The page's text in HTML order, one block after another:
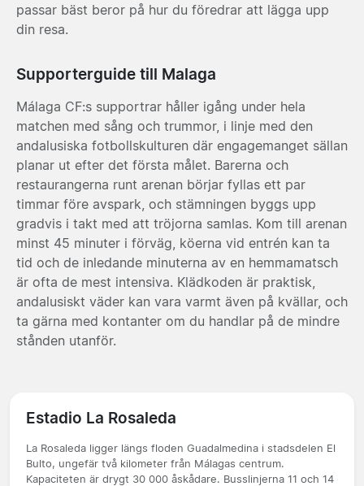
passar bäst beror på hur du föredrar att lägga upp
din resa.
Supporterguide till Malaga
Málaga CF:s supportrar håller igång under hela
matchen med sång och trummor, i linje med den
andalusiska fotbollskulturen där engagemanget sällan
planar ut efter det första målet. Barerna och
restaurangerna runt arenan börjar fyllas ett par
timmar före avspark, och stämningen byggs upp
gradvis i takt med att tröjorna samlas. Kom till arenan
minst 45 minuter i förväg, köerna vid entrén kan ta
tid och de inledande minuterna av en hemmamatsch
är ofta de mest intensiva. Klädkoden är praktisk,
andalusiskt väder kan vara varmt även på kvällar, och
ta gärna med kontanter om du handlar på de mindre
stånden utanför.
Estadio La Rosaleda
La Rosaleda ligger längs floden Guadalmedina i stadsdelen El
Bulto, ungefär två kilometer från Málagas centrum.
Kapaciteten är drygt 30 000 åskådare. Busslinjerna 11 och 14